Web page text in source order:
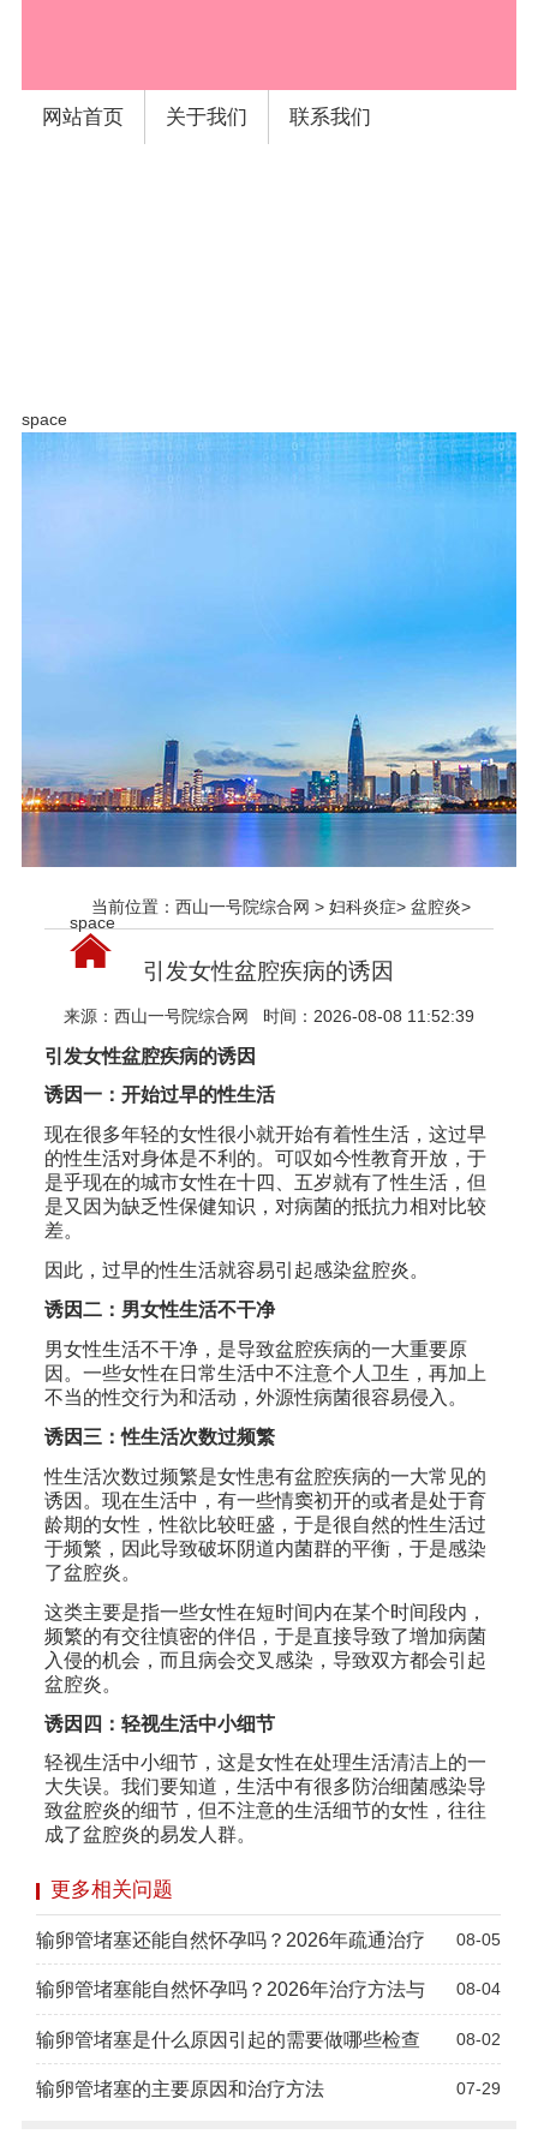
网站首页 关于我们 联系我们
space
space
当前位置：西山一号院综合网 >妇科炎症>盆腔炎>
引发女性盆腔疾病的诱因
来源： 西山一号院综合网 时间：2026-08-08 11:52:39
引发女性盆腔疾病的诱因
诱因一：开始过早的性生活
现在很多年轻的女性很小就开始有着性生活，这过早
的性生活对身体是不利的。可叹如今性教育开放，于
是乎现在的城市女性在十四、五岁就有了性生活，但
是又因为缺乏性保健知识，对病菌的抵抗力相对比较
差。
因此，过早的性生活就容易引起感染盆腔炎。
诱因二：男女性生活不干净
男女性生活不干净，是导致盆腔疾病的一大重要原
因。一些女性在日常生活中不注意个人卫生，再加上
不当的性交行为和活动，外源性病菌很容易侵入。
诱因三：性生活次数过频繁
性生活次数过频繁是女性患有盆腔疾病的一大常见的
诱因。现在生活中，有一些情窦初开的或者是处于育
龄期的女性，性欲比较旺盛，于是很自然的性生活过
于频繁，因此导致破坏阴道内菌群的平衡，于是感染
了盆腔炎。
这类主要是指一些女性在短时间内在某个时间段内，
频繁的有交往慎密的伴侣，于是直接导致了增加病菌
入侵的机会，而且病会交叉感染，导致双方都会引起
盆腔炎。
诱因四：轻视生活中小细节
轻视生活中小细节，这是女性在处理生活清洁上的一
大失误。我们要知道，生活中有很多防治细菌感染导
致盆腔炎的细节，但不注意的生活细节的女性，往往
成了盆腔炎的易发人群。
更多相关问题
输卵管堵塞还能自然怀孕吗？2026年疏通治疗 08-05
输卵管堵塞能自然怀孕吗？2026年治疗方法与 08-04
输卵管堵塞是什么原因引起的需要做哪些检查 08-02
输卵管堵塞的主要原因和治疗方法 07-29